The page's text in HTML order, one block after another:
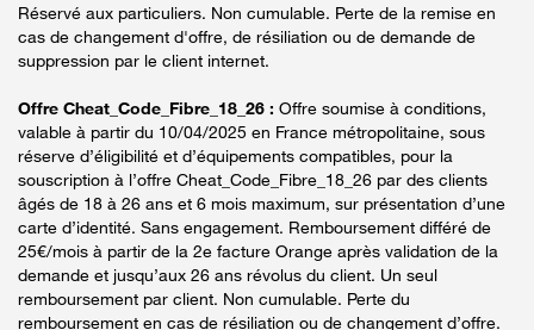
Réservé aux particuliers. Non cumulable. Perte de la remise en
cas de changement d'offre, de résiliation ou de demande de
suppression par le client internet.
Offre Cheat_Code_Fibre_18_26 : Offre soumise à conditions,
valable à partir du 10/04/2025 en France métropolitaine, sous
réserve d’éligibilité et d’équipements compatibles, pour la
souscription à l’offre Cheat_Code_Fibre_18_26 par des clients
âgés de 18 à 26 ans et 6 mois maximum, sur présentation d’une
carte d’identité. Sans engagement. Remboursement différé de
25€/mois à partir de la 2e facture Orange après validation de la
demande et jusqu’aux 26 ans révolus du client. Un seul
remboursement par client. Non cumulable. Perte du
remboursement en cas de résiliation ou de changement d’offre.